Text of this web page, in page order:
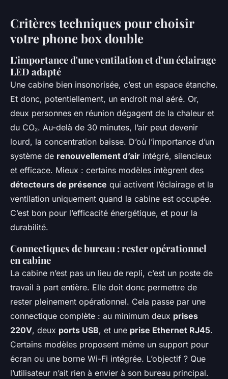
Critères techniques pour choisir
votre phone box double
L'importance d'une ventilation et d'un éclairage
LED adapté
Une cabine bien insonorisée, c’est un espace étanche.
Et donc, potentiellement, un endroit mal aéré. Or,
deux personnes en réunion dégagent de la chaleur et
du CO₂. Au-delà de 30 minutes, l’air peut devenir
lourd, la concentration baisse. D’où l’importance d’un
système de renouvellement d’air intégré, silencieux
et efficace. Mieux : certains modèles intègrent des
détecteurs de présence qui activent l’éclairage et la
ventilation uniquement quand la cabine est occupée.
C’est bon pour l’efficacité énergétique, et pour la
durabilité.
Connectiques de bureau : rester opérationnel
en cabine
La cabine n’est pas un lieu de repli, c’est un poste de
travail à part entière. Elle doit donc permettre de
rester pleinement opérationnel. Cela passe par une
connectique complète : au minimum deux prises
220V, deux ports USB, et une prise Ethernet RJ45.
Certains modèles proposent même un support pour
écran ou une borne Wi-Fi intégrée. L’objectif ? Que
l’utilisateur n’ait rien à envier à son bureau principal.